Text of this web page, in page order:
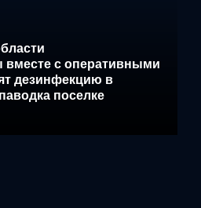
вместе с оперативными
дезинфекцию в
поселке